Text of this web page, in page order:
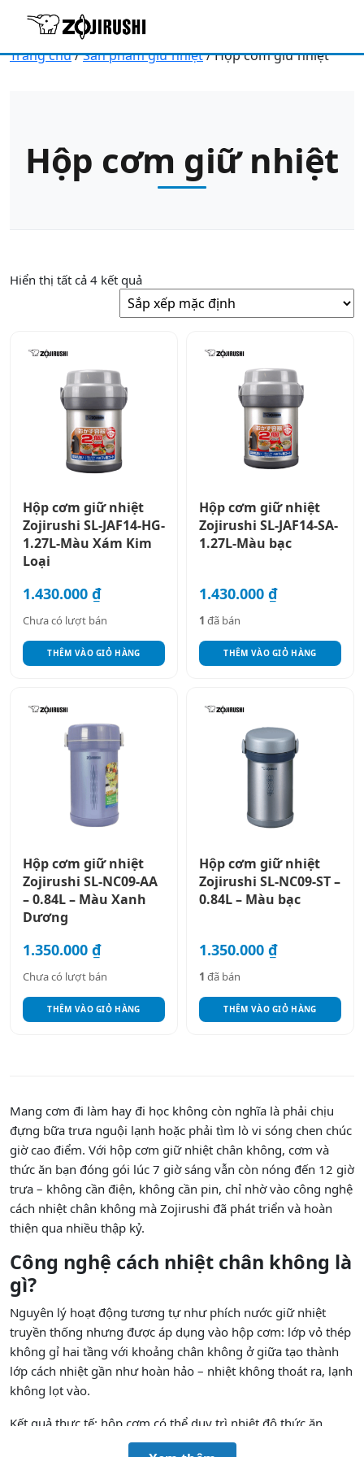
Trang chủ/Sản phẩm giữ nhiệt/ Hộp cơm giữ nhiệt
Hộp cơm giữ nhiệt
Hiển thị tất cả 4 kết quả
Hộp cơm giữ nhiệt
Zojirushi SL-JAF14-HG-
1.27L-Màu Xám Kim
Loại
1.430.000 ₫
Chưa có lượt bán
THÊM VÀO GIỎ HÀNG
Hộp cơm giữ nhiệt
Zojirushi SL-JAF14-SA-
1.27L-Màu bạc
1.430.000 ₫
1 đã bán
THÊM VÀO GIỎ HÀNG
Hộp cơm giữ nhiệt
Zojirushi SL-NC09-AA
– 0.84L – Màu Xanh
Dương
1.350.000 ₫
Chưa có lượt bán
THÊM VÀO GIỎ HÀNG
Hộp cơm giữ nhiệt
Zojirushi SL-NC09-ST –
0.84L – Màu bạc
1.350.000 ₫
1 đã bán
THÊM VÀO GIỎ HÀNG
Mang cơm đi làm hay đi học không còn nghĩa là phải chịu
đựng bữa trưa nguội lạnh hoặc phải tìm lò vi sóng chen chúc
giờ cao điểm. Với hộp cơm giữ nhiệt chân không, cơm và
thức ăn bạn đóng gói lúc 7 giờ sáng vẫn còn nóng đến 12 giờ
trưa – không cần điện, không cần pin, chỉ nhờ vào công nghệ
cách nhiệt chân không mà Zojirushi đã phát triển và hoàn
thiện qua nhiều thập kỷ.
Công nghệ cách nhiệt chân không là
gì?
Nguyên lý hoạt động tương tự như phích nước giữ nhiệt
truyền thống nhưng được áp dụng vào hộp cơm: lớp vỏ thép
không gỉ hai tầng với khoảng chân không ở giữa tạo thành
lớp cách nhiệt gần như hoàn hảo – nhiệt không thoát ra, lạnh
không lọt vào.
Kết quả thực tế: hộp cơm có thể duy trì nhiệt độ thức ăn
nóng trong khoảng 45-72°C sau 6 tiếng, và giữ lạnh ở mức